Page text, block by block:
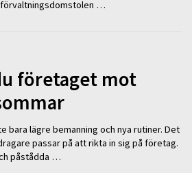
…
företaget mot
bara lägre bemanning och nya rutiner. Det
passar på att rikta in sig på företag.
påstådda …